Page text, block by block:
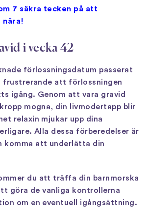
7 säkra tecken på att
nära!
i vecka 42
förlossningsdatum passerat
frustrerande att förlossningen
igång. Genom att vara gravid
mogna, din livmodertapp blir
relaxin mjukar upp dina
Alla dessa förberedelser är
komma att underlätta din
du att träffa din barnmorska
göra de vanliga kontrollerna
om en eventuell igångsättning.